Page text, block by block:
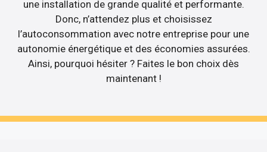
une installation de grande qualité et performante.
Donc, n’attendez plus et choisissez
l’autoconsommation avec notre entreprise pour une
autonomie énergétique et des économies assurées.
Ainsi, pourquoi hésiter ? Faites le bon choix dès
maintenant !